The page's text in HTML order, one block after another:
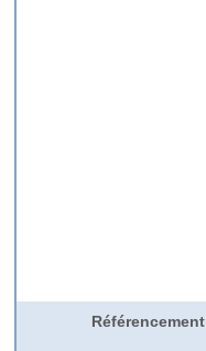
Référencement